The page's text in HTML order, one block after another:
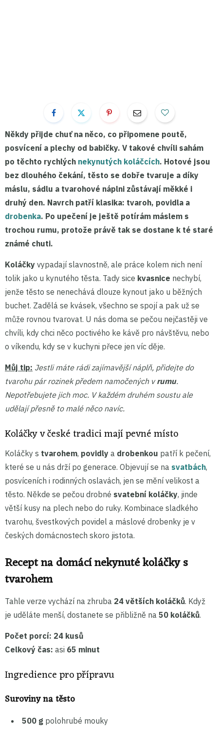
Někdy přijde chuť na něco, co připomene poutě,
posvícení a plechy od babičky. V takové chvíli sahám
po těchto rychlých nekynutých koláčcích. Hotové jsou
bez dlouhého čekání, těsto se dobře tvaruje a díky
máslu, sádlu a tvarohové náplni zůstávají měkké i
druhý den. Navrch patří klasika: tvaroh, povidla a
drobenka. Po upečení je ještě potírám máslem s
trochou rumu, protože právě tak se dostane k té staré
známé chuti.
Koláčky vypadají slavnostně, ale práce kolem nich není
tolik jako u kynutého těsta. Tady sice kvasnice nechybí,
jenže těsto se nenechává dlouze kynout jako u běžných
buchet. Zadělá se kvásek, všechno se spojí a pak už se
může rovnou tvarovat. U nás doma se pečou nejčastěji ve
chvíli, kdy chci něco poctivého ke kávě pro návštěvu, nebo
o víkendu, kdy se v kuchyni přece jen víc děje.
Můj tip: Jestli máte rádi zajímavější náplň, přidejte do
tvarohu pár rozinek předem namočených vrumu.
Nepotřebujete jich moc. V každém druhém soustu ale
udělají přesně to malé něco navíc.
Koláčky v české tradici mají pevné místo
Koláčky s tvarohem, povidly a drobenkou patří k pečení,
které se u nás drží po generace. Objevují se na svatbách,
posvíceních i rodinných oslavách, jen se mění velikost a
těsto. Někde se pečou drobné svatební koláčky, jinde
větší kusy na plech nebo do ruky. Kombinace sladkého
tvarohu, švestkových povidel a máslové drobenky je v
českých domácnostech skoro jistota.
Recept na domácí nekynuté koláčky s
tvarohem
Tahle verze vychází na zhruba 24 větších koláčků. Když
je uděláte menší, dostanete se přibližně na 50 koláčků.
Počet porcí: 24 kusů
Celkový čas: asi 65 minut
Ingredience pro přípravu
Suroviny na těsto
500 g polohrubé mouky